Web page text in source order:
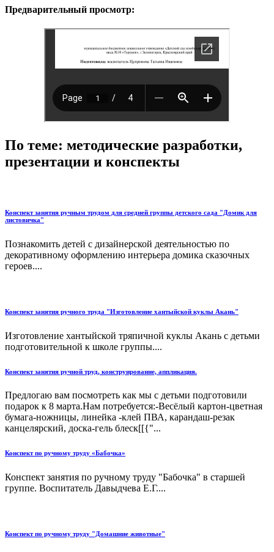
Предварительный просмотр:
По теме: методические разработки,
презентации и конспекты
Конспект занятия ручным трудом для средней группы детского сада "Домик для
листовичка"
Познакомить детей с дизайнерской деятельностью по
декоративному оформлению интерьера домика сказочных
героев....
Конспект занятия ручного труда "Изготовление хантыйской куклы Акань"
Изготовление хантыйской тряпичной куклы Акань с детьми
подготовительной к школе группы....
Конспект занятия ручной труд, конструирование, аппликация.
Предлогаю вам посмотреть как мы с детьми подготовили
подарок к 8 марта.Нам потребуется:-Весёлый картон-цветная
бумага-ножницы, линейка -клей ПВА, карандаш-резак
канцелярский, доска-гель блеск[[{"...
Конспект по ручному труду «Бабочка»
Конспект занятия по ручному труду "Бабочка" в старшей
группе. Воспитатель Давыдчева Е.Г....
Конспект по ручному труду "Домашние животные"